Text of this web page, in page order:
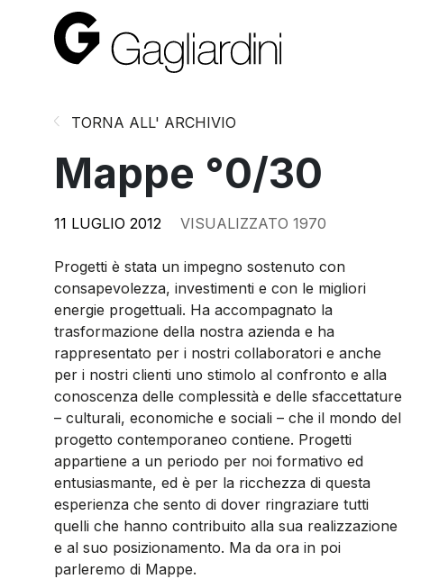
TORNA ALL' ARCHIVIO
Mappe °0/30
11 LUGLIO 2012 VISUALIZZATO 1970
Progetti è stata un impegno sostenuto con
consapevolezza, investimenti e con le migliori
energie progettuali. Ha accompagnato la
trasformazione della nostra azienda e ha
rappresentato per i nostri collaboratori e anche
per i nostri clienti uno stimolo al confronto e alla
conoscenza delle complessità e delle sfaccettature
– culturali, economiche e sociali – che il mondo del
progetto contemporaneo contiene. Progetti
appartiene a un periodo per noi formativo ed
entusiasmante, ed è per la ricchezza di questa
esperienza che sento di dover ringraziare tutti
quelli che hanno contribuito alla sua realizzazione
e al suo posizionamento. Ma da ora in poi
parleremo di Mappe.